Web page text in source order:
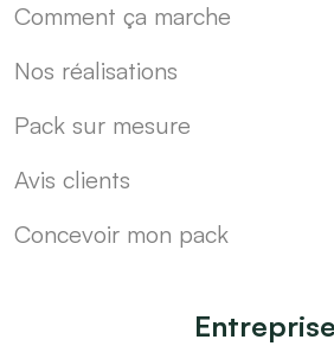
Comment ça marche
Nos réalisations
Pack sur mesure
Avis clients
Concevoir mon pack
Entreprise